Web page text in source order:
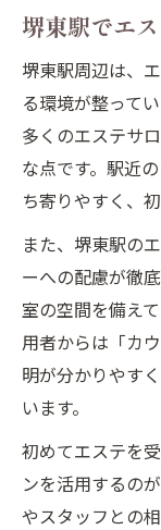
安心で
男性利
エステ
初めてでも
方
堺東駅
未経験
堺東駅
エステ
口コ
施術相場や
エステ
エステ
堺東駅でエ
堺東駅周辺は、
る環境が整って
多くのエステサ
な点です。駅近
ち寄りやすく、
また、堺東駅の
ーへの配慮が徹
室の空間を備え
用者からは「カ
明が分かりやす
います。
初めてエステを
ンを活用するの
やスタッフとの